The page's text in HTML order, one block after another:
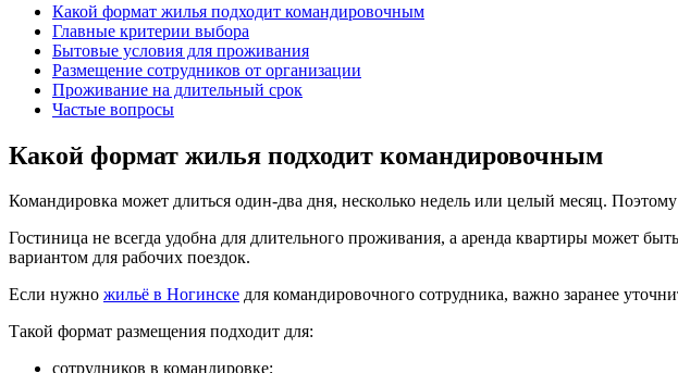
Какой формат жилья подходит командировочным
Главные критерии выбора
Бытовые условия для проживания
Размещение сотрудников от организации
Проживание на длительный срок
Частые вопросы
Какой формат жилья подходит командировочным
Командировка может длиться один-два дня, несколько недель или целый месяц.
Гостиница не всегда удобна для длительного проживания, а аренда квартиры может
вариантом для рабочих поездок.
Если нужно жильё в Ногинске для командировочного сотрудника, важно заранее
Такой формат размещения подходит для:
сотрудников в командировке;